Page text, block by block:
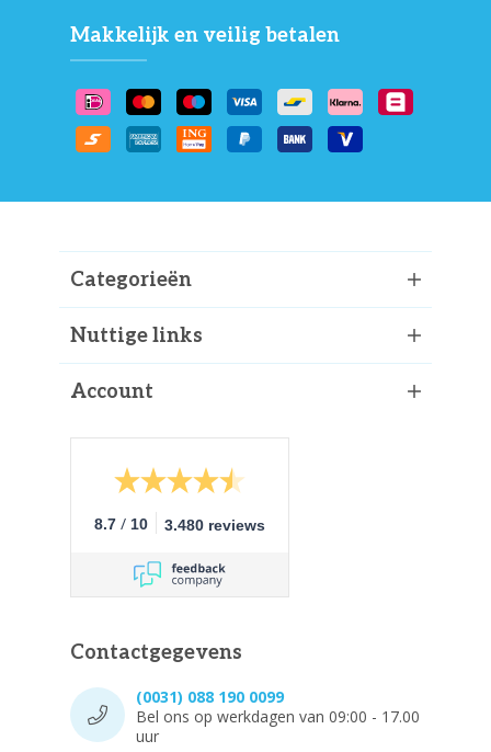
Makkelijk en veilig betalen
Categorieën
Nuttige links
Account
8.7 / 10 3.480 reviews
Contactgegevens
(0031) 088 190 0099
Bel ons op werkdagen van 09:00 - 17.00
uur